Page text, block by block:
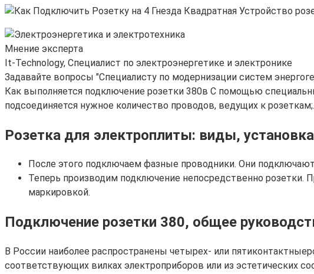
Мнение эксперта
It-Technology, Cпециалист по электроэнергетике и электронике
Задавайте вопросы "Специалисту по модернизации систем
Как выполняется подключение розетки 380в С помощью
подсоединяется нужное количество проводов, ведущих к
Розетка для электроплиты: виды,
После этого подключаем фазные проводники. Они
Теперь производим подключение непосредственно
маркировкой.
Подключение розетки 380, общее
В России наиболее распространены четырех- или
соответствующих вилках электроприборов или из эстетических